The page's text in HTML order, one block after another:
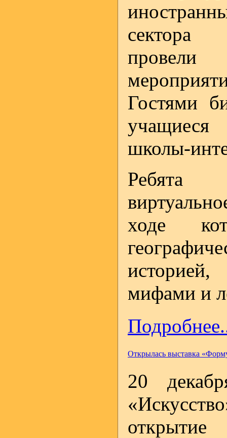
сектора
провели
Гостями
учащиеся
школы-
Ребята
ходе
мифами и
Открылась выставка
20